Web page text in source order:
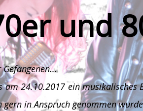
und
24.10.2017 ein musikalisches
in Anspruch genommen